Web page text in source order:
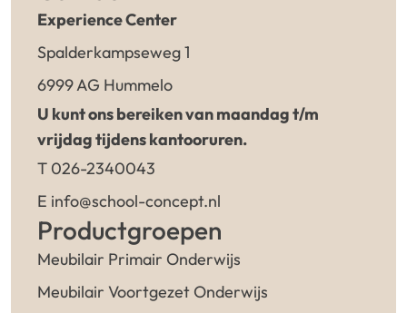
Experience Center
Spalderkampseweg 1
6999 AG Hummelo
U kunt ons bereiken van maandag t/m
vrijdag tijdens kantooruren.
T 026-2340043
E info@school-concept.nl
Productgroepen
Meubilair Primair Onderwijs
Meubilair Voortgezet Onderwijs